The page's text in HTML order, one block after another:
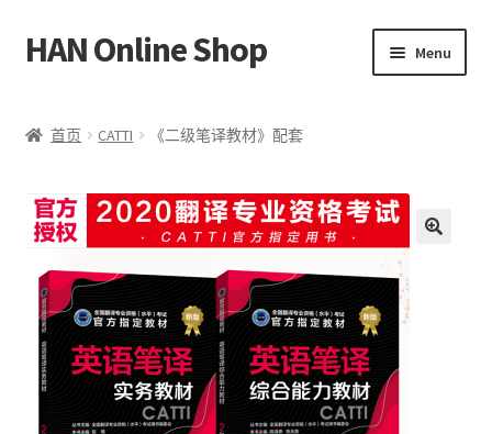
Skip
to
Skip
to
HAN Online Shop Menu
我的账户
Expand
中文
Bahasa Melayu
首页 CATTI 《二级笔译教材》配套